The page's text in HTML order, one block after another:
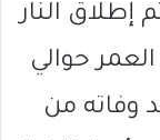
إطلاق النار
حوالي
وفاته من